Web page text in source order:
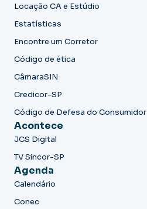
Locação CA e Estúdio
Estatísticas
Encontre um Corretor
Código de ética
CâmaraSIN
Credicor-SP
Código de Defesa do Consumidor
Acontece
JCS Digital
TV Sincor-SP
Agenda
Calendário
Conec